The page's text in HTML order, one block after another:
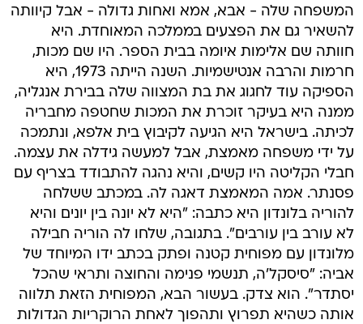
המשפחה שלה - אבא, אמא ואחות גדולה - אבל קיוותה
להשאיר גם את הפצעים בממלכה המאוחדת. היא
חוותה שם אלימות איומה בבית הספר. היו שם מכות,
חרמות והרבה אנטישמיות. השנה הייתה 1973, היא
הספיקה עוד לחגוג את בת המצווה שלה בבירת אנגליה,
ממנה היא בעיקר זוכרת את המכות שחטפה מחבריה
לכיתה. בישראל היא הגיעה לקיבוץ בית אלפא, ונתמכה
על ידי משפחה מאמצת, אבל למעשה גידלה את עצמה.
חבלי הקליטה היו קשים, והיא נהגה להתבודד בצריף עם
פסנתר. אמה המאמצת דאגה לה. במכתב ששלחה
להוריה בלונדון היא כתבה: "היא לא יונה בין יונים והיא
לא עורב בין עורבים". בתגובה, שלחו לה הוריה חבילה
מלונדון עם מפוחית קטנה ופתק בכתב ידו המיוחד של
אביה: "סיסקל'ה, תנשמי פנימה והחוצה ותראי שהכל
יסתדר". הוא צדק. בעשור הבא, המפוחית הזאת תלווה
אותה כשהיא תפרוץ ותהפוך לאחת הרוקריות הגדולות